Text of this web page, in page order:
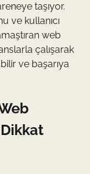
taşıyor.
ve kullanıcı
web
çalışarak
ve başarıya
Dikkat